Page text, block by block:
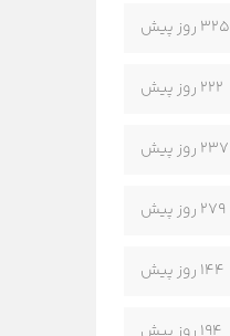
325 روز پیش
222 روز پیش
237 روز پیش
279 روز پیش
144 روز پیش